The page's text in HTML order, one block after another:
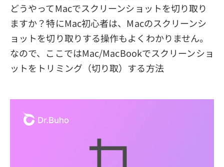
どうやってMacでスクリーンショットを切り取り
ますか？特にMac初心者は、Macのスクリーンシ
ョットを切り取りする操作もよくわかりません。
なので、ここではMac/MacBookでスクリーンショ
ットをトリミング（切り取）する方法